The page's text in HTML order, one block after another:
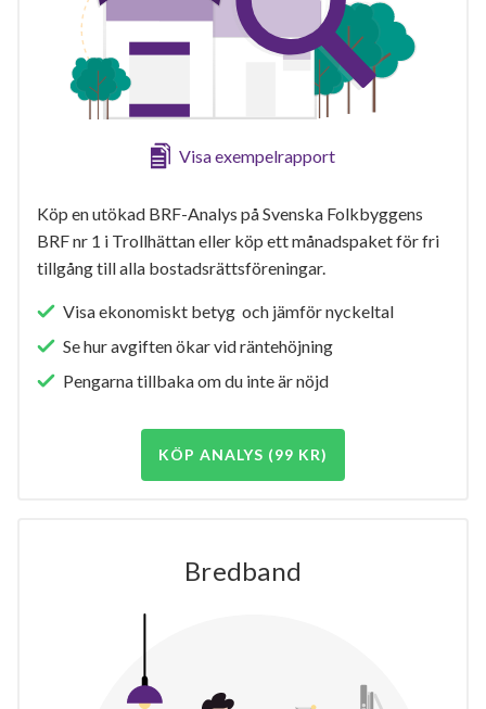
Visa exempelrapport
Köp en utökad BRF-Analys på Svenska Folkbyggens
BRF nr 1 i Trollhättan eller köp ett månadspaket för fri
tillgång till alla bostadsrättsföreningar.
Visa ekonomiskt betyg och jämför nyckeltal
Se hur avgiften ökar vid räntehöjning
Pengarna tillbaka om du inte är nöjd
KÖP ANALYS (99 KR)
Bredband